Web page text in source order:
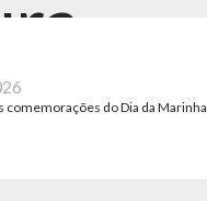
comemorações do Dia da Marinha